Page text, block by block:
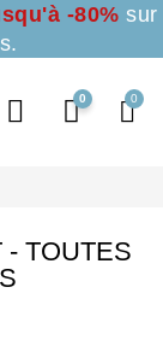
-80% sur
0
- TOUTES